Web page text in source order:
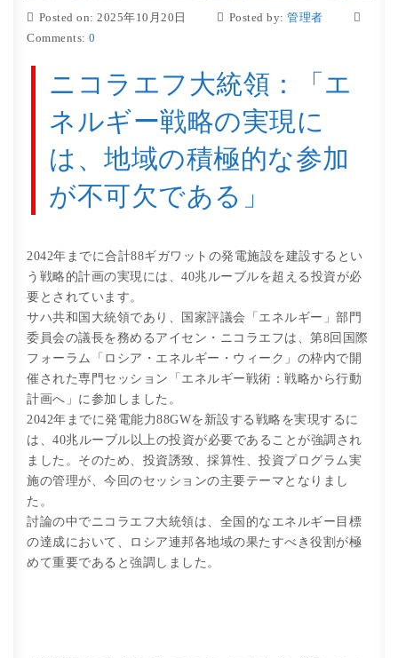
Posted on: 2025年10月20日 Posted by: 管理者
Comments: 0
ニコラエフ大統領：「エ
ネルギー戦略の実現に
は、地域の積極的な参加
が不可欠である」
2042年までに合計88ギガワットの発電施設を建設するとい
う戦略的計画の実現には、40兆ルーブルを超える投資が必
要とされています。
サハ共和国大統領であり、国家評議会「エネルギー」部門
委員会の議長を務めるアイセン・ニコラエフは、第8回国際
フォーラム「ロシア・エネルギー・ウィーク」の枠内で開
催された専門セッション「エネルギー戦術：戦略から行動
計画へ」に参加しました。
2042年までに発電能力88GWを新設する戦略を実現するに
は、40兆ルーブル以上の投資が必要であることが強調され
ました。そのため、投資誘致、採算性、投資プログラム実
施の管理が、今回のセッションの主要テーマとなりまし
た。
討論の中でニコラエフ大統領は、全国的なエネルギー目標
の達成において、ロシア連邦各地域の果たすべき役割が極
めて重要であると強調しました。